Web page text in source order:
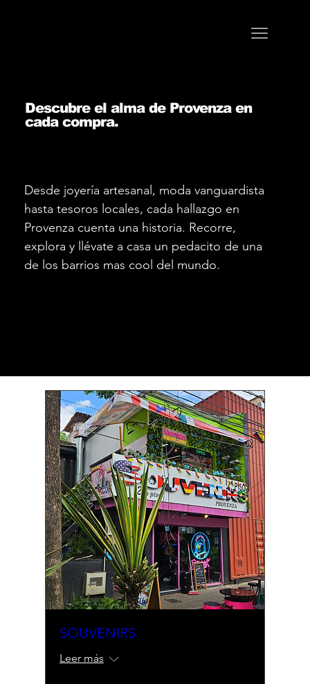
Descubre el alma de Provenza en
cada compra.
Desde joyería artesanal, moda vanguardista
hasta tesoros locales, cada hallazgo en
Provenza cuenta una historia. Recorre,
explora y llévate a casa un pedacito de una
de los barrios mas cool del mundo.
SOUVENIRS
Leer más